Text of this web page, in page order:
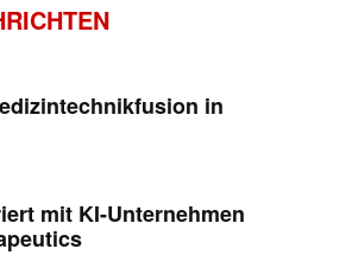
in
mit KI-Unternehmen